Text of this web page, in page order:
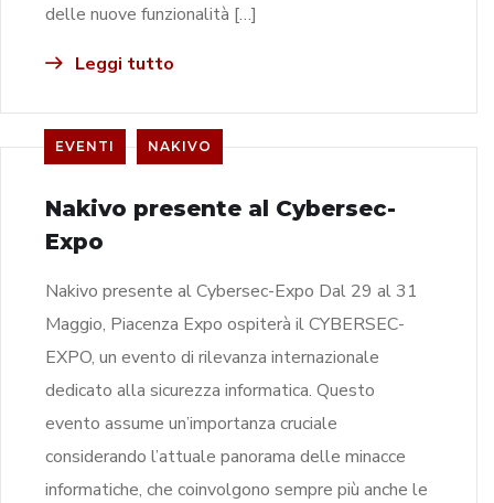
delle nuove funzionalità […]
Leggi tutto
EVENTI NAKIVO
Nakivo presente al Cybersec-
Expo
Nakivo presente al Cybersec-Expo Dal 29 al 31
Maggio, Piacenza Expo ospiterà il CYBERSEC-
EXPO, un evento di rilevanza internazionale
dedicato alla sicurezza informatica. Questo
evento assume un’importanza cruciale
considerando l’attuale panorama delle minacce
informatiche, che coinvolgono sempre più anche le